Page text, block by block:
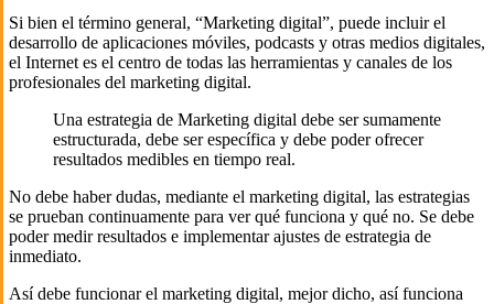
Si bien el término general, “Marketing digital”, puede incluir el
desarrollo de aplicaciones móviles, podcasts y otras medios digitales,
el Internet es el centro de todas las herramientas y canales de los
profesionales del marketing digital.
Una estrategia de Marketing digital debe ser sumamente
estructurada, debe ser específica y debe poder ofrecer
resultados medibles en tiempo real.
No debe haber dudas, mediante el marketing digital, las estrategias
se prueban continuamente para ver qué funciona y qué no. Se debe
poder medir resultados e implementar ajustes de estrategia de
inmediato.
Así debe funcionar el marketing digital, mejor dicho, así funciona